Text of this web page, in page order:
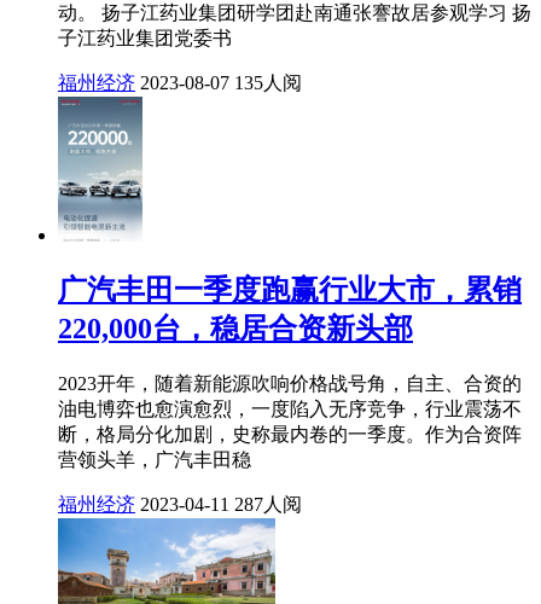
动。 扬子江药业集团研学团赴南通张謇故居参观学习 扬
子江药业集团党委书
福州经济 2023-08-07 135人阅
广汽丰田一季度跑赢行业大市，累销
220,000台，稳居合资新头部
2023开年，随着新能源吹响价格战号角，自主、合资的
油电博弈也愈演愈烈，一度陷入无序竞争，行业震荡不
断，格局分化加剧，史称最内卷的一季度。作为合资阵
营领头羊，广汽丰田稳
福州经济 2023-04-11 287人阅